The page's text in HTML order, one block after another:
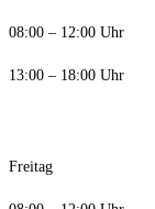
08:00 – 12:00 Uhr
13:00 – 18:00 Uhr
Freitag